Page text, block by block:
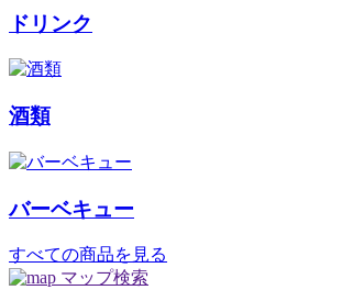
ドリンク
酒類
バーベキュー
すべての商品を見る
マップ検索